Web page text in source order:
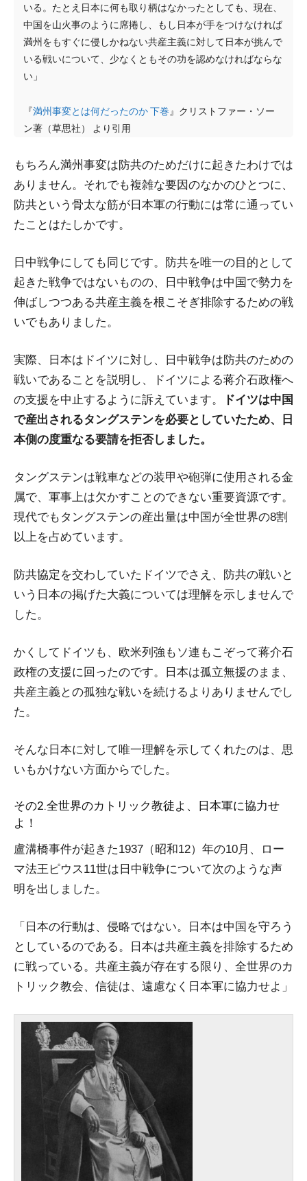
いる。たとえ日本に何も取り柄はなかったとしても、現在、
中国を山火事のように席捲し、もし日本が手をつけなければ
満州をもすぐに侵しかねない共産主義に対して日本が挑んで
いる戦いについて、少なくともその功を認めなければならな
い」
『満州事変とは何だったのか 下巻』クリストファー・ソー
ン著（草思社） より引用
もちろん満州事変は防共のためだけに起きたわけでは
ありません。それでも複雑な要因のなかのひとつに、
防共という骨太な筋が日本軍の行動には常に通ってい
たことはたしかです。
日中戦争にしても同じです。防共を唯一の目的として
起きた戦争ではないものの、日中戦争は中国で勢力を
伸ばしつつある共産主義を根こそぎ排除するための戦
いでもありました。
実際、日本はドイツに対し、日中戦争は防共のための
戦いであることを説明し、ドイツによる蒋介石政権へ
の支援を中止するように訴えています。
ドイツは中国
で産出されるタングステンを必要としていたため、日
本側の度重なる要請を拒否しました。
タングステンは戦車などの装甲や砲弾に使用される金
属で、軍事上は欠かすことのできない重要資源です。
現代でもタングステンの産出量は中国が全世界の8割
以上を占めています。
防共協定を交わしていたドイツでさえ、防共の戦いと
いう日本の掲げた大義については理解を示しませんで
した。
かくしてドイツも、欧米列強もソ連もこぞって蒋介石
政権の支援に回ったのです。日本は孤立無援のまま、
共産主義との孤独な戦いを続けるよりありませんでし
た。
そんな日本に対して唯一理解を示してくれたのは、思
いもかけない方面からでした。
その2.全世界のカトリック教徒よ、日本軍に協力せ
よ！
盧溝橋事件が起きた1937（昭和12）年の10月、ロー
マ法王ピウス11世は日中戦争について次のような声
明を出しました。
「日本の行動は、侵略ではない。日本は中国を守ろう
としているのである。日本は共産主義を排除するため
に戦っている。共産主義が存在する限り、全世界のカ
トリック教会、信徒は、遠慮なく日本軍に協力せよ」